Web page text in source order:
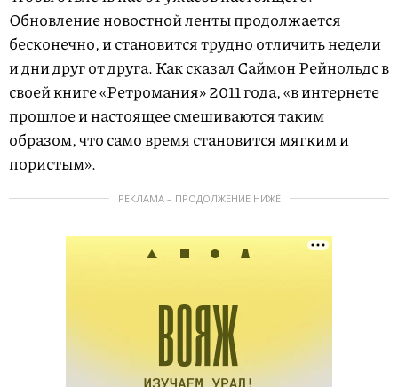
Обновление новостной ленты продолжается
бесконечно, и становится трудно отличить недели
и дни друг от друга. Как сказал Саймон Рейнольдс в
своей книге «Ретромания» 2011 года, «в интернете
прошлое и настоящее смешиваются таким
образом, что само время становится мягким и
пористым».
РЕКЛАМА – ПРОДОЛЖЕНИЕ НИЖЕ